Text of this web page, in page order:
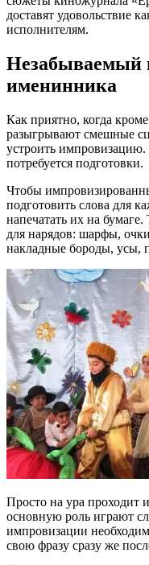
доставят удовольствие
исполнителям.
Незабываемый
именинника
Как приятно, когда
разыгрывают смешные
устроить импровизацию.
потребуется подготовки.
Чтобы
подготовить слова для
напечатать их на
для нарядов: шарфы,
накладные бороды, усы,
Просто на ура проходит
основную роль играют
импровизации
свою фразу сразу же